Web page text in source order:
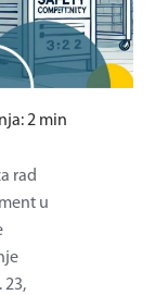
2min
rad
u
23,